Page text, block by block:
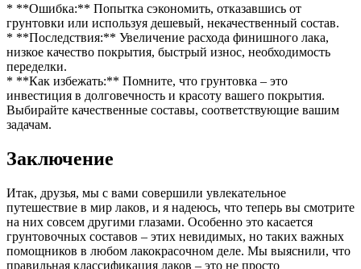
* **Ошибка:** Попытка сэкономить, отказавшись от
грунтовки или используя дешевый, некачественный состав.
* **Последствия:** Увеличение расхода финишного лака,
низкое качество покрытия, быстрый износ, необходимость
переделки.
* **Как избежать:** Помните, что грунтовка – это
инвестиция в долговечность и красоту вашего покрытия.
Выбирайте качественные составы, соответствующие вашим
задачам.
Заключение
Итак, друзья, мы с вами совершили увлекательное
путешествие в мир лаков, и я надеюсь, что теперь вы смотрите
на них совсем другими глазами. Особенно это касается
грунтовочных составов – этих невидимых, но таких важных
помощников в любом лакокрасочном деле. Мы выяснили, что
правильная классификация лаков – это не просто